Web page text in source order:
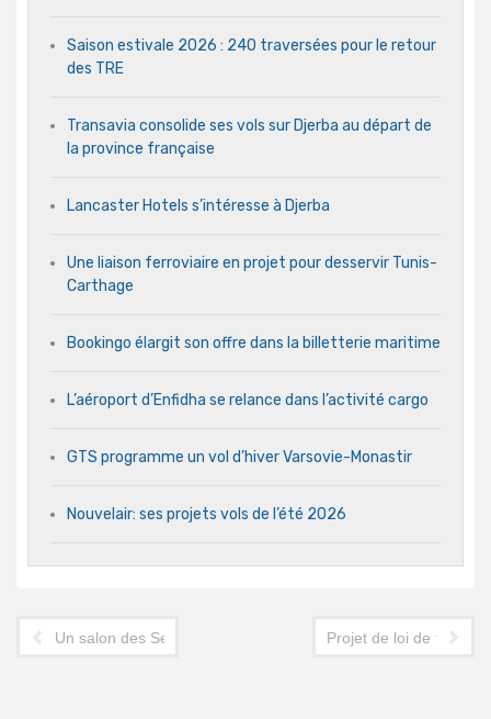
Saison estivale 2026 : 240 traversées pour le retour
des TRE
Transavia consolide ses vols sur Djerba au départ de
la province française
Lancaster Hotels s’intéresse à Djerba
Une liaison ferroviaire en projet pour desservir Tunis-
Carthage
Bookingo élargit son offre dans la billetterie maritime
L’aéroport d’Enfidha se relance dans l’activité cargo
GTS programme un vol d’hiver Varsovie-Monastir
Nouvelair: ses projets vols de l’été 2026
Un salon des Seniors à Tunis sous l'égide du Tourisme
Projet de loi de